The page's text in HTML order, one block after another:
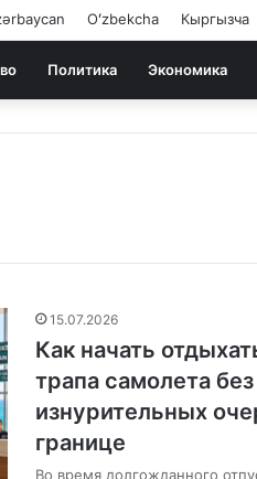
Oʻzbekcha Кыргызча
Политика Экономика
15.07.2026
Как начать
трапа самолета без
изнурительных
границе
Во время долгожданного